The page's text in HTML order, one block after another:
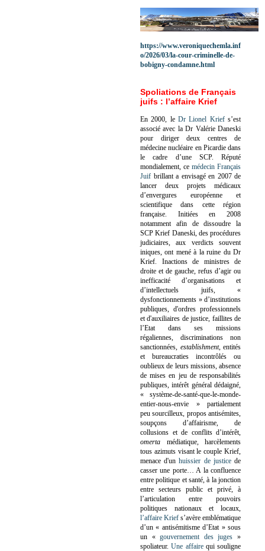
https://www.veroniquechemla.inf
o/2026/03/la-cour-criminelle-de-
bobigny-condamne.html
Spoliations de Français
juifs : l’affaire Krief
En 2000, le Dr Lionel Kriefs’est
associé avec la Dr Valérie Daneski
pour diriger deux centres de
médecine nucléaire en Picardie dans
le cadre d’une SCP. Réputé
mondialement, ce médecin Français
Juif brillant a envisagé en 2007 de
lancer deux projets médicaux
d’envergures européenne et
scientifique dans cette région
française. Initiées en 2008
notamment afin de dissoudre la
SCP Krief Daneski, des procédures
judiciaires, aux verdicts souvent
iniques, ont mené à la ruine du Dr
Krief. Inactions de ministres de
droite et de gauche, refus d’agir ou
inefficacité d’organisations et
d’intellectuels juifs, «
dysfonctionnements » d’institutions
publiques, d'ordres professionnels
et d'auxiliaires de justice, faillites de
l’Etat dans ses missions
régaliennes, discriminations non
sanctionnées, establishment, entités
et bureaucraties incontrôlés ou
oublieux de leurs missions, absence
de mises en jeu de responsabilités
publiques, intérêt général dédaigné,
« système-de-santé-que-le-monde-
entier-nous-envie » partialement
peu sourcilleux, propos antisémites,
soupçons d’affairisme, de
collusions et de conflits d’intérêt,
omerta médiatique, harcèlements
tous azimuts visant le couple Krief,
menace d'unhuissier de justicede
casser une porte… A la confluence
entre politique et santé, à la jonction
entre secteurs public et privé, à
l’articulation entre pouvoirs
politiques nationaux et locaux,
l’affaire Krief s’avère emblématique
d’un « antisémitisme d’Etat » sous
un «gouvernement des juges »
spoliateur.Une affairequi souligne